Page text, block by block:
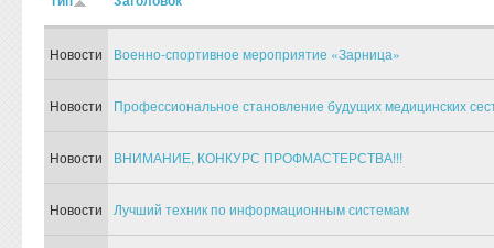
Новости Военно-спортивное мероприятие «Зарница»
Новости Профессиональное становление будущих медицинских
Новости ВНИМАНИЕ, КОНКУРС ПРОФМАСТЕРСТВА!!!
Новости Лучший техник по информационным системам